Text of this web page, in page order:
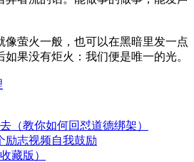
像萤火一般，也可以在黑暗里发一点
果没有炬火：我们便是唯一的光。
（教你如何回怼道德绑架）
励志视频自我鼓励
藏版）